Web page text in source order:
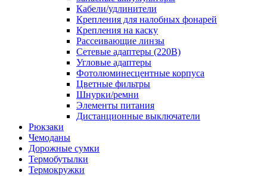
Кабели/удлинители
Крепления для налобных фонарей
Крепления на каску
Рассеивающие линзы
Сетевые адаптеры (220В)
Угловые адаптеры
Фотолюминесцентные корпуса
Цветные фильтры
Шнурки/ремни
Элементы питания
Дистанционные выключатели
Рюкзаки
Чемоданы
Дорожные сумки
Термобутылки
Термокружки